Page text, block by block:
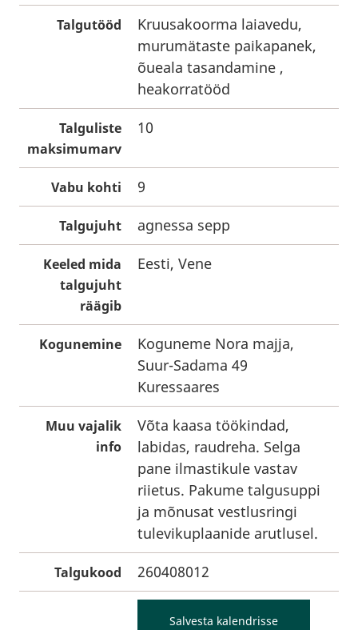
Talgutööd
Kruusakoorma laiavedu,
murumätaste paikapanek,
õueala tasandamine ,
heakorratööd
Talguliste
maksimumarv
10
Vabu kohti 9
Talgujuht agnessa sepp
Keeled mida
talgujuht
räägib
Eesti, Vene
Kogunemine
Koguneme Nora majja,
Suur-Sadama 49
Kuressaares
Muu vajalik
info
Võta kaasa töökindad,
labidas, raudreha. Selga
pane ilmastikule vastav
riietus. Pakume talgusuppi
ja mõnusat vestlusringi
tulevikuplaanide arutlusel.
Talgukood 260408012
Salvesta kalendrisse